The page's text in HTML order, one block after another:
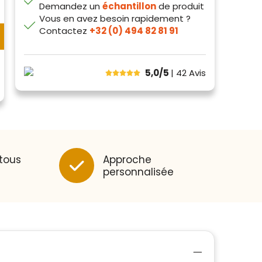
Demandez un échantillonde produit
Vous en avez besoin rapidement ?
Contactez +32 (0) 494 82 81 91
5,0/5 | 42Avis
Approche
personnalisée